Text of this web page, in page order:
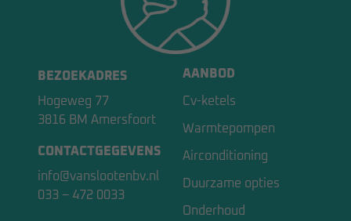
BEZOEKADRES
Hogeweg 77
3816 BM Amersfoort
CONTACTGEGEVENS
info@vanslootenbv.nl
033 – 472 0033
AANBOD
Cv-ketels
Warmtepompen
Airconditioning
Duurzame opties
Onderhoud